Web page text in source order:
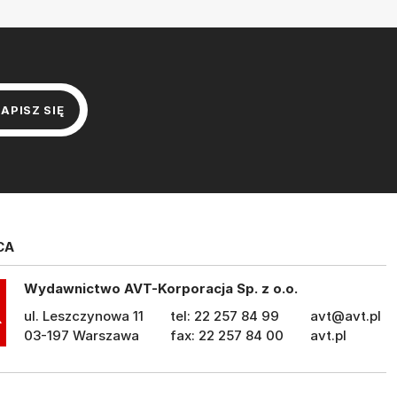
Wydawnictwo AVT-Korporacja Sp. z o.o.
ul. Leszczynowa 11
03-197 Warszawa
tel: 22 257 84 99
fax: 22 257 84 00
avt@avt.pl
avt.pl